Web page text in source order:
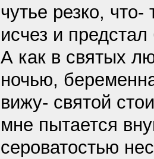
чутье резко,
исчез и
А как в святых
ночью,
вижу- святой
мне пытается
сероватостью